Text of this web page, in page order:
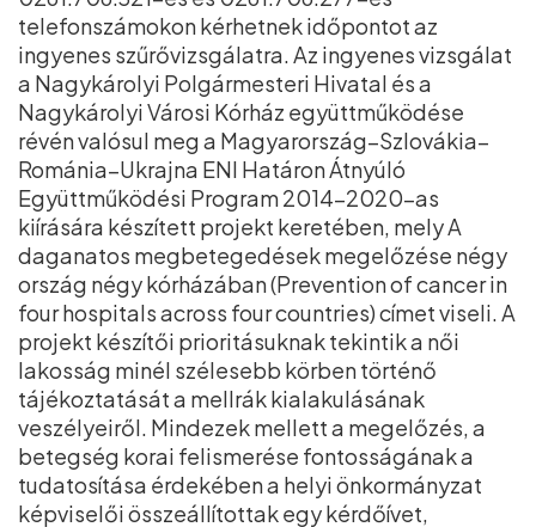
telefonszámokon kérhetnek időpontot az
ingyenes szűrővizsgálatra. Az ingyenes vizsgálat
a Nagykárolyi Polgármesteri Hivatal és a
Nagykárolyi Városi Kórház együttműködése
révén valósul meg a Magyarország–Szlovákia–
Románia–Ukrajna ENI Határon Átnyúló
Együttműködési Program 2014–2020-as
kiírására készített projekt keretében, mely A
daganatos megbetegedések megelőzése négy
ország négy kórházában (Prevention of cancer in
four hospitals across four countries) címet viseli. A
projekt készítői prioritásuknak tekintik a női
lakosság minél szélesebb körben történő
tájékoztatását a mellrák kialakulásának
veszélyeiről. Mindezek mellett a megelőzés, a
betegség korai felismerése fontosságának a
tudatosítása érdekében a helyi önkormányzat
képviselői összeállítottak egy kérdőívet,